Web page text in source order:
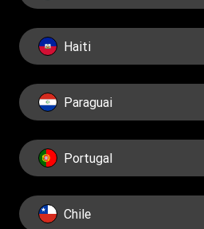
Haiti
Paraguai
Portugal
Chile